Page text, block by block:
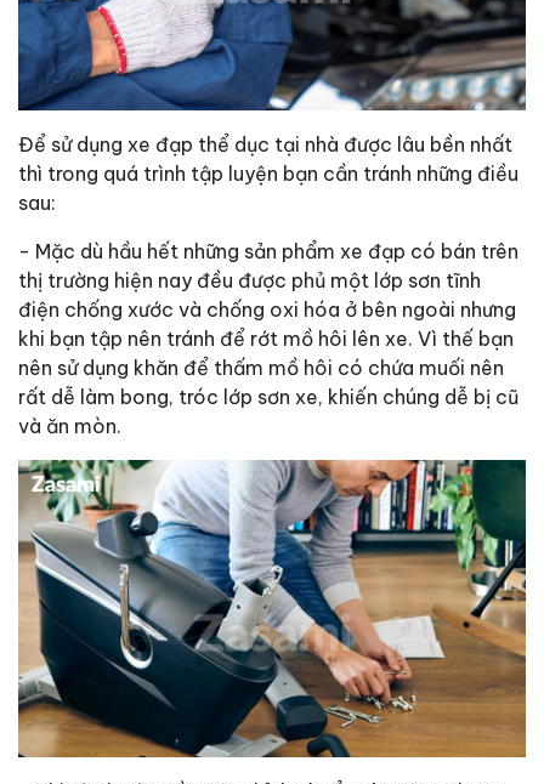
Để sử dụng xe đạp thể dục tại nhà được lâu bền nhất
thì trong quá trình tập luyện bạn cần tránh những điều
sau:
- Mặc dù hầu hết những sản phẩm xe đạp có bán trên
thị trường hiện nay đều được phủ một lớp sơn tĩnh
điện chống xước và chống oxi hóa ở bên ngoài nhưng
khi bạn tập nên tránh để rớt mồ hôi lên xe. Vì thế bạn
nên sử dụng khăn để thấm mồ hôi có chứa muối nên
rất dễ làm bong, tróc lớp sơn xe, khiến chúng dễ bị cũ
và ăn mòn.